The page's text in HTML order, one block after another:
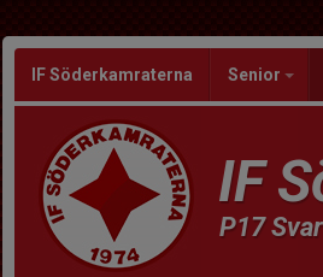
IF Söderkamraterna Senior
IF
P17